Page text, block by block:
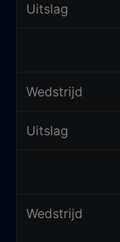
Uitslag
Wedstrijd
Uitslag
Wedstrijd